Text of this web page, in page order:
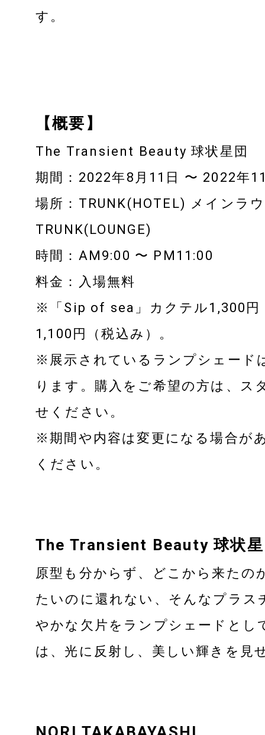
OUR
TRUNK(HOTEL)
す。
【概要】
The Transient Beauty 球状星団
期間：2022年8月11日 〜 2022年
場所：TRUNK(HOTEL) メインラ
TRUNK(LOUNGE)
時間：AM9:00 〜 PM11:00
料金：入場無料
※「Sip of sea」カクテル1,300円
1,100円（税込み）。
※展示されているランプシェード
ります。購入をご希望の方は、ス
せください。
※期間や内容は変更になる場合が
ください。
The Transient Beauty 球状
原型も分からず、どこから来たの
たいのに還れない、そんなプラス
やかな欠片をランプシェードとし
は、光に反射し、美しい輝きを見